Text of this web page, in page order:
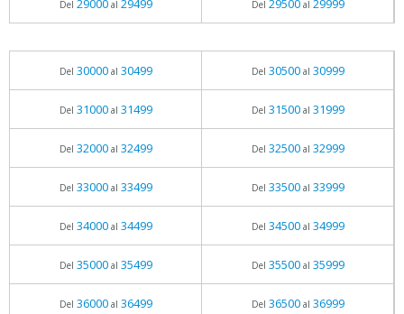
Del 29000al 29499 Del 29500al 29999
Del 30000al 30499 Del 30500al 30999
Del 31000al 31499 Del 31500al 31999
Del 32000al 32499 Del 32500al 32999
Del 33000al 33499 Del 33500al 33999
Del 34000al 34499 Del 34500al 34999
Del 35000al 35499 Del 35500al 35999
Del 36000al 36499 Del 36500al 36999